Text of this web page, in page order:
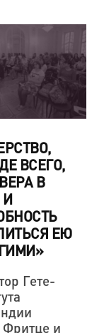
ВСЕГО,
В
ЕЮ
Гете-
и